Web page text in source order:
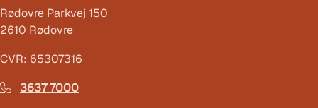
Rødovre Parkvej 150
2610 Rødovre
CVR: 65307316
3637 7000